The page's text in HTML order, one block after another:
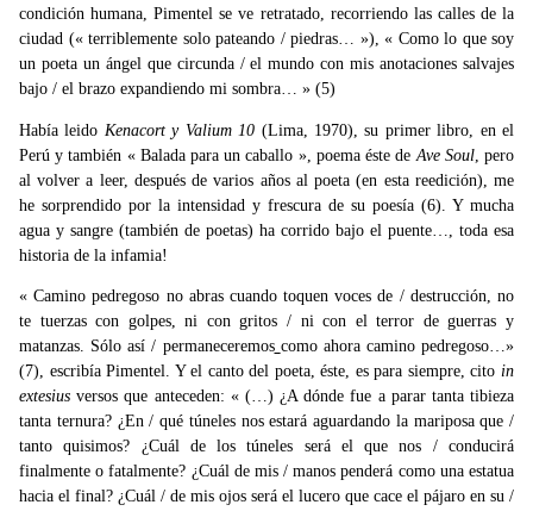
condición humana, Pimentel se ve retratado, recorriendo las calles de la
ciudad (« terriblemente solo pateando / piedras… »), « Como lo que soy
un poeta un ángel que circunda / el mundo con mis anotaciones salvajes
bajo / el brazo expandiendo mi sombra… » (5)
Había leido Kenacort y Valium 10 (Lima, 1970), su primer libro, en el
Perú y también « Balada para un caballo », poema éste de Ave Soul, pero
al volver a leer, después de varios años al poeta (en esta reedición), me
he sorprendido por la intensidad y frescura de su poesía (6). Y mucha
agua y sangre (también de poetas) ha corrido bajo el puente…, toda esa
historia de la infamia!
« Camino pedregoso no abras cuando toquen voces de / destrucción, no
te tuerzas con golpes, ni con gritos / ni con el terror de guerras y
matanzas. Sólo así / permaneceremos como ahora camino pedregoso…»
(7), escribía Pimentel. Y el canto del poeta, éste, es para siempre, cito in
extesiusversos que anteceden: « (…) ¿A dónde fue a parar tanta tibieza
tanta ternura? ¿En / qué túneles nos estará aguardando la mariposa que /
tanto quisimos? ¿Cuál de los túneles será el que nos / conducirá
finalmente o fatalmente? ¿Cuál de mis / manos penderá como una estatua
hacia el final? ¿Cuál / de mis ojos será el lucero que cace el pájaro en su /